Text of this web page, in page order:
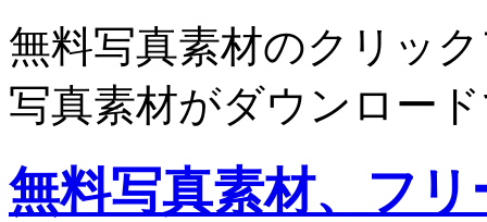
無料写真素材のクリッ
写真素材がダウンロー
無料写真素材、フ